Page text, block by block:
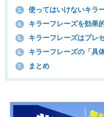
3. 使ってはいけないキラ
4. キラーフレーズを効果
5. キラーフレーズはプレ
6. キラーフレーズの「具
7. まとめ